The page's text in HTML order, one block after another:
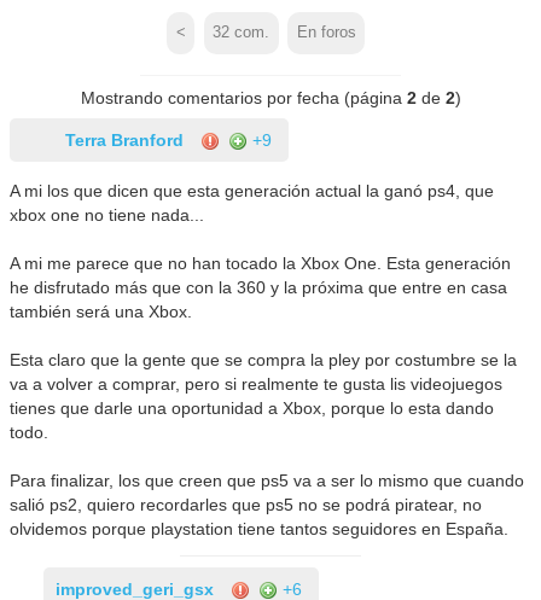
< 32 com. En foros
Mostrando comentarios por fecha (página 2de 2)
Terra Branford +9
A mi los que dicen que esta generación actual la ganó ps4, que
xbox one no tiene nada...
A mi me parece que no han tocado la Xbox One. Esta generación
he disfrutado más que con la 360 y la próxima que entre en casa
también será una Xbox.
Esta claro que la gente que se compra la pley por costumbre se la
va a volver a comprar, pero si realmente te gusta lis videojuegos
tienes que darle una oportunidad a Xbox, porque lo esta dando
todo.
Para finalizar, los que creen que ps5 va a ser lo mismo que cuando
salió ps2, quiero recordarles que ps5 no se podrá piratear, no
olvidemos porque playstation tiene tantos seguidores en España.
improved_geri_gsx +6